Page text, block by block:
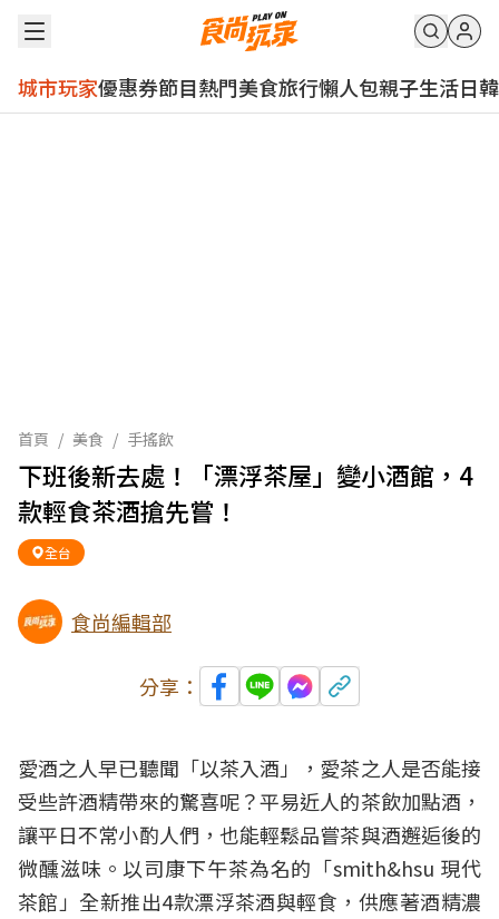
城市玩家優惠券節目熱門美食旅行懶人包親子生活日韓
首頁 / 美食 / 手搖飲
下班後新去處！「漂浮茶屋」變小酒館，4
款輕食茶酒搶先嘗！
全台
食尚編輯部
分享：
愛酒之人早已聽聞「以茶入酒」，愛茶之人是否能接
受些許酒精帶來的驚喜呢？平易近人的茶飲加點酒，
讓平日不常小酌人們，也能輕鬆品嘗茶與酒邂逅後的
微醺滋味。以司康下午茶為名的「smith&hsu 現代
茶館」全新推出4款漂浮茶酒與輕食，供應著酒精濃